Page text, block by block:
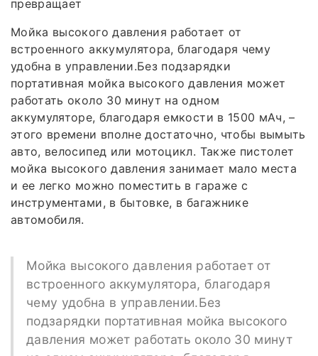
превращает
Мойка высокого давления работает от
встроенного аккумулятора, благодаря чему
удобна в управлении.Без подзарядки
портативная мойка высокого давления может
работать около 30 минут на одном
аккумуляторе, благодаря емкости в 1500 мАч, –
этого времени вполне достаточно, чтобы вымыть
авто, велосипед или мотоцикл. Также пистолет
мойка высокого давления занимает мало места
и ее легко можно поместить в гараже с
инструментами, в бытовке, в багажнике
автомобиля.
Мойка высокого давления работает от
встроенного аккумулятора, благодаря
чему удобна в управлении.Без
подзарядки портативная мойка высокого
давления может работать около 30 минут